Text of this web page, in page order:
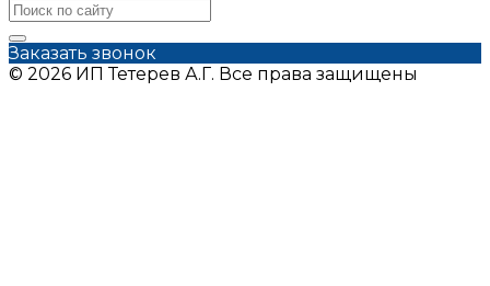
Заказать звонок
© 2026 ИП Тетерев А.Г. Все права защищены